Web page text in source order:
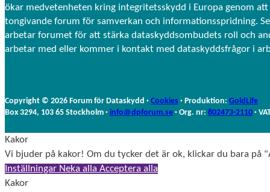
ökar medvetenheten kring integritetsskydd i Europa genom att
tongivande forum för samverkan och informationsspridning.
arbetar forumet för att stärka dataskyddsombudets roll och
arbetar med eller kommer i kontakt med dataskyddsfrågor i
Copyright © 2026 Forum för Dataskydd · Cookies · Produktion: GoldLife
Box 3294, 103 65 Stockholm · info@dpforum.se · Org. nr: 802473-2110 ·
Kakor
Vi bjuder på kakor! Om du tycker det är ok, klickar du bara på
Inställningar Neka alla Acceptera alla
Kakor